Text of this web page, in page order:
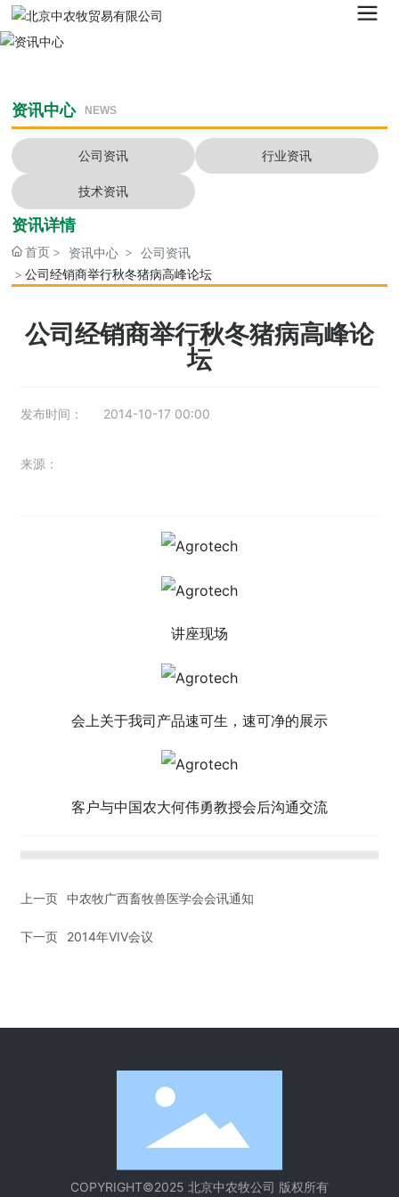
资讯中心 NEWS
公司资讯 行业资讯
技术资讯
资讯详情
首页 资讯中心
公司资讯
公司经销商举行秋冬猪病高峰论坛
公司经销商举行秋冬猪病高峰论
坛
发布时间： 2014-10-17 00:00
来源：
讲座现场
会上关于我司产品速可生，速可净的展示
客户与中国农大何伟勇教授会后沟通交流
上一页 中农牧广西畜牧兽医学会会讯通知
下一页 2014年VIV会议
COPYRIGHT©2025 北京中农牧公司 版权所有